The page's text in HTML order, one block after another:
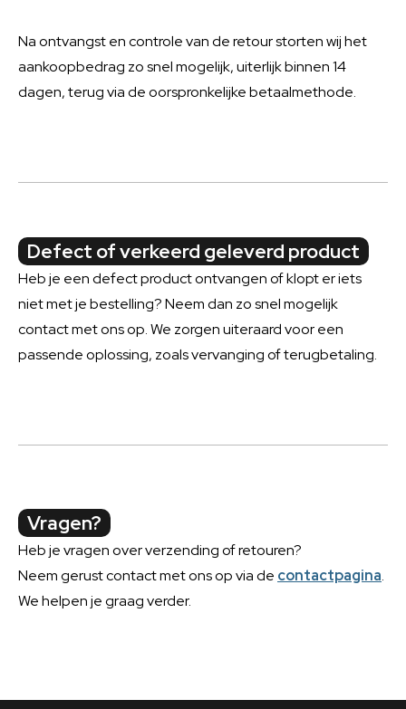
Na ontvangst en controle van de retour storten wij het
aankoopbedrag zo snel mogelijk, uiterlijk binnen 14
dagen, terug via de oorspronkelijke betaalmethode.
Defect of verkeerd geleverd product
Heb je een defect product ontvangen of klopt er iets
niet met je bestelling? Neem dan zo snel mogelijk
contact met ons op. We zorgen uiteraard voor een
passende oplossing, zoals vervanging of terugbetaling.
Vragen?
Heb je vragen over verzending of retouren?
Neem gerust contact met ons op via de contactpagina.
We helpen je graag verder.